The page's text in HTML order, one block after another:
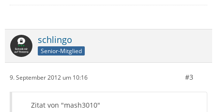
schlingo
Senior-Mitglied
9. September 2012 um 10:16 #3
Zitat von "mash3010"